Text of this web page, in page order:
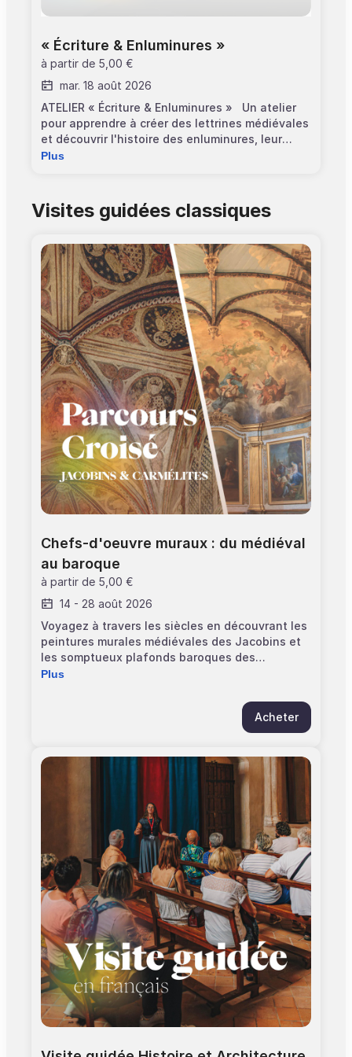
« Écriture & Enluminures »
à partir de 5,00 €
mar. 18 août 2026
ATELIER « Écriture & Enluminures » Un atelier
pour apprendre à créer des lettrines médiévales
et découvrir l'histoire des enluminures, leur
symbolique et les métiers qui gravitaient autour
>Horaires : 10h30 à 12h30 >Durée : 02h00 >Âge
minimum : 8 ans >Capacité max : 16 personnes /
plusieurs enfants >Accessibilité : Non adaptée
aux fauteils roulants motorisés (pour les
personnes en situation de handicap, merci de
contacter la réservation) >Tarif : cet atelier
inclut les droits d'entrée au monument
Plus
Visites guidées classiques
Chefs-d'oeuvre muraux : du médiéval
au baroque
à partir de 5,00 €
14 - 28 août 2026
Voyagez à travers les siècles en découvrant les
peintures murales médiévales des Jacobins et
les somptueux plafonds baroques des
Carmélites. Deux lieux, deux visions de l’art
Vous commencerez au couvent des Jacobins
(entrée par l’église) et terminerez à la chapelle
des Carmélites. > Le parcours entre les deux
en charge du groupe > Durée : 02h00 (temps de
déplacement entre les 2 sites inclus) > Jauge :
25 personnes > Âge minimum : à partir de 12 ans
>Tarif : ce billet inclut le droit d'entrée au
Couvent des Jacobins > Ponctualité requise.
Les visites commencent à l'heure, tout retard
sera de la responsabilité du visiteur.
Plus
Acheter